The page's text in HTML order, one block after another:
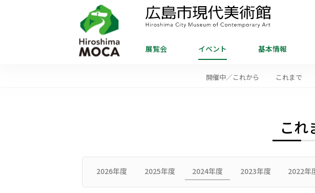
展覧会 イベント 基本情報
開催中／これから これまで
これ
2026年度 2025年度 2024年度 2023年度 2022年